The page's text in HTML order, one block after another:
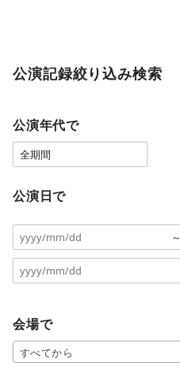
公演記録絞り込み検索
公演年代で
公演日で
～
会場で
すべてから